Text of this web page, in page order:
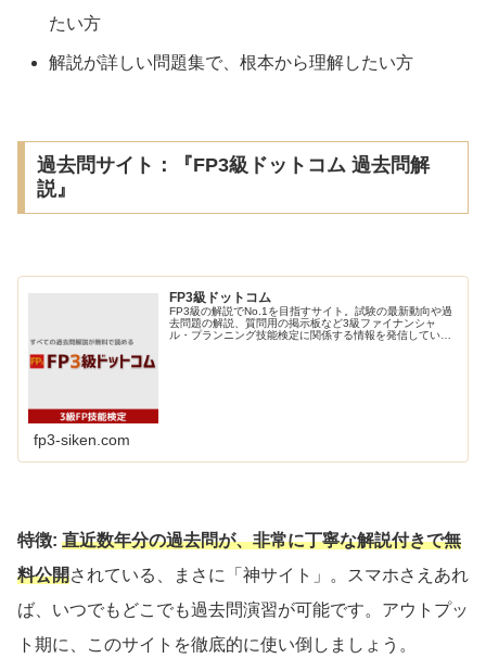
たい方
解説が詳しい問題集で、根本から理解したい方
過去問サイト：『FP3級ドットコム 過去問解
説』
FP3級ドットコム
FP3級の解説でNo.1を目指すサイト。試験の最新動向や過
去問題の解説、質問用の掲示板など3級ファイナンシャ
ル・プランニング技能検定に関係する情報を発信していま
fp3-siken.com
特徴: 直近数年分の過去問が、非常に丁寧な解説付きで無
料公開されている、まさに「神サイト」。スマホさえあれ
ば、いつでもどこでも過去問演習が可能です。アウトプッ
ト期に、このサイトを徹底的に使い倒しましょう。